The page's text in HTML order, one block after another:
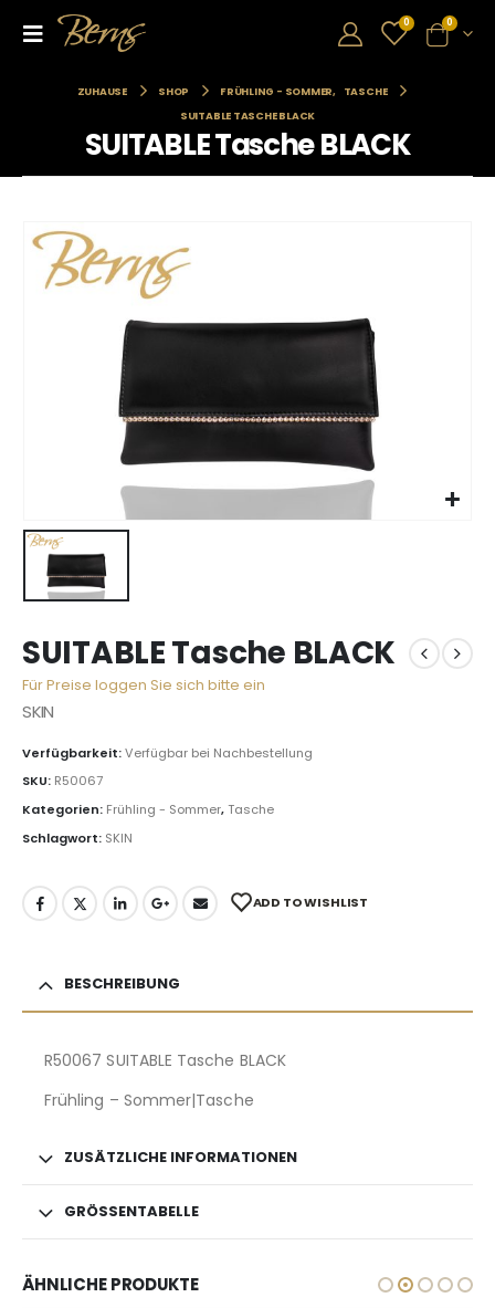
0 0
ZUHAUSE SHOP FRÜHLING - SOMMER,
TASCHE
SUITABLE TASCHE BLACK
SUITABLE Tasche BLACK
SUITABLE Tasche BLACK
Für Preise loggen Sie sich bitte ein
SKIN
Verfügbarkeit:Verfügbar bei Nachbestellung
SKU: R50067
Kategorien: Frühling - Sommer,Tasche
Schlagwort: SKIN
ADD TO WISHLIST
BESCHREIBUNG
R50067 SUITABLE Tasche BLACK
Frühling – Sommer|Tasche
ZUSÄTZLICHE INFORMATIONEN
GRÖSSENTABELLE
ÄHNLICHE PRODUKTE